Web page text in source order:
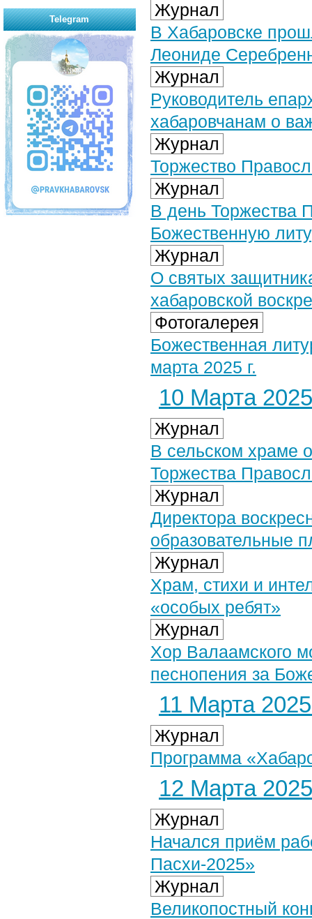
Журнал
В Хабаровске
Леониде
Журнал
Руководитель
хабаровчанам о
Журнал
Торжество
Журнал
В день Торжества
Божественную
Журнал
О святых
хабаровской
Фотогалерея
Божественная
марта 2025 г.
10 Марта 2025
Журнал
В сельском храме
Торжества
Журнал
Директора
образовательные
Журнал
Храм, стихи и
«особых ребят»
Журнал
Хор Валаамского
песнопения за
11 Марта 2025
Журнал
Программа
12 Марта 2025
Журнал
Начался приём
Пасхи-2025»
Журнал
Великопостный
Telegram